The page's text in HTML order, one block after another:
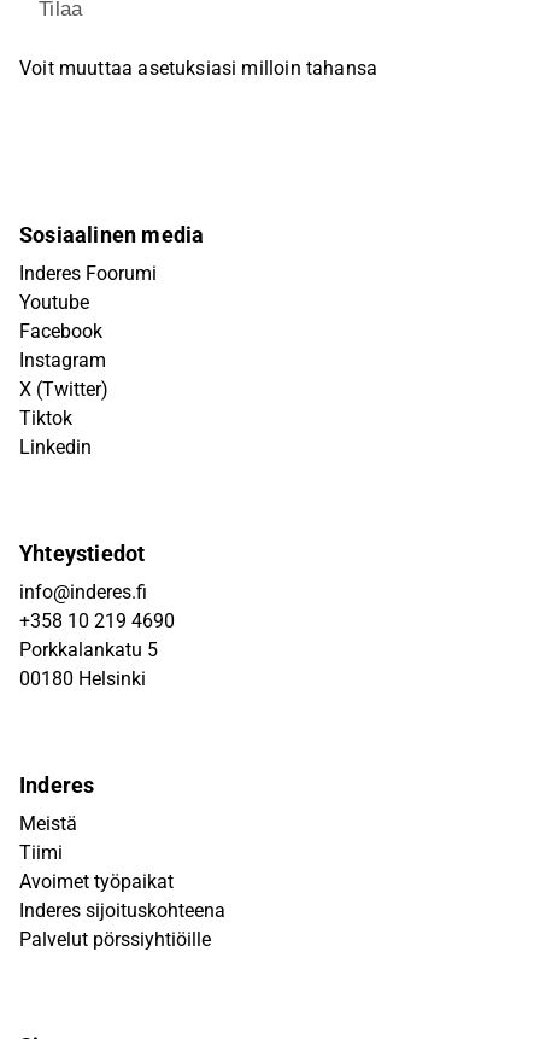
Tilaa
Voit muuttaa asetuksiasi milloin tahansa
Sosiaalinen media
Inderes Foorumi
Youtube
Facebook
Instagram
X (Twitter)
Tiktok
Linkedin
Yhteystiedot
info@inderes.fi
+358 10 219 4690
Porkkalankatu 5
00180 Helsinki
Inderes
Meistä
Tiimi
Avoimet työpaikat
Inderes sijoituskohteena
Palvelut pörssiyhtiöille